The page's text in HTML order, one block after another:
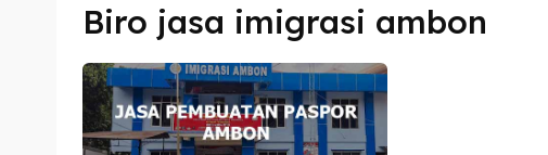
Biro jasa imigrasi ambon